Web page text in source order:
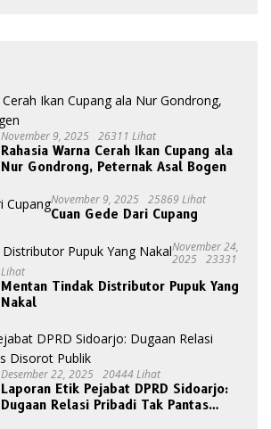
November 9, 2025 26311 Lihat
Rahasia Warna Cerah Ikan Cupang ala
Nur Gondrong, Peternak Asal Bogen
November 9, 2025 25869 Lihat
Cuan Gede Dari Cupang
November 24,
2025 23331
Lihat
Mentan Tindak Distributor Pupuk Yang
Nakal
Desember 22, 2025 20444 Lihat
Laporan Etik Pejabat DPRD Sidoarjo:
Dugaan Relasi Pribadi Tak Pantas